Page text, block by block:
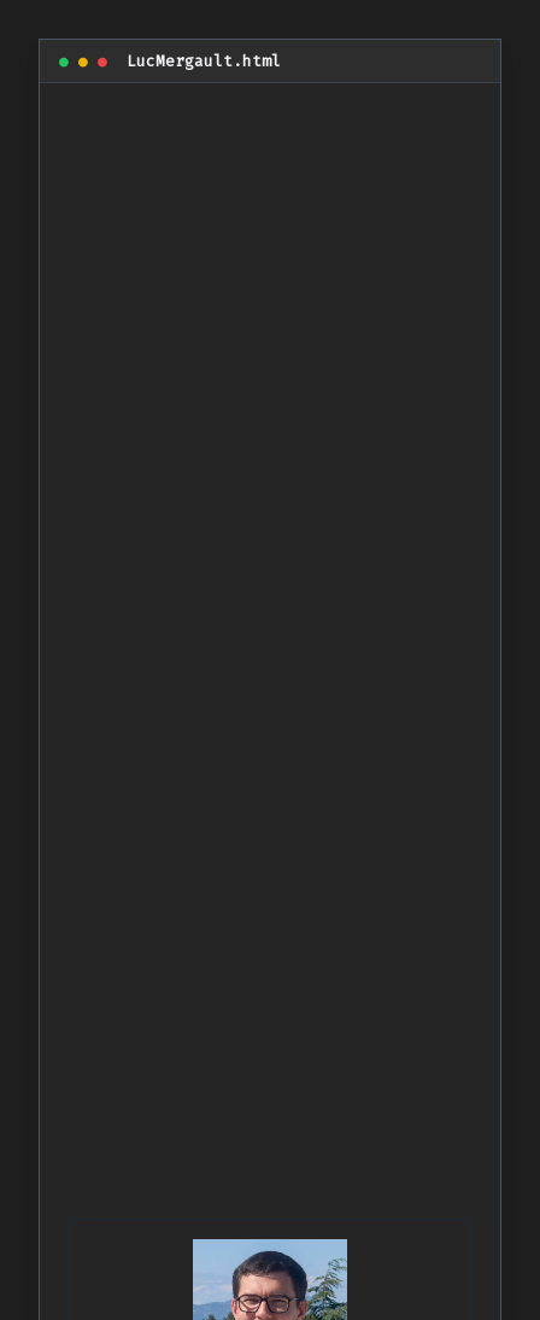
● ● ● LucMergault.html